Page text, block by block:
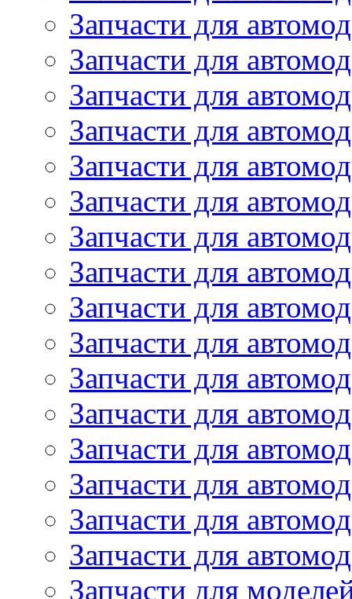
Запчасти для
Запчасти для
Запчасти для
Запчасти для
Запчасти для
Запчасти для
Запчасти для
Запчасти для
Запчасти для
Запчасти для
Запчасти для
Запчасти для
Запчасти для
Запчасти для
Запчасти для
Запчасти для
Запчасти для